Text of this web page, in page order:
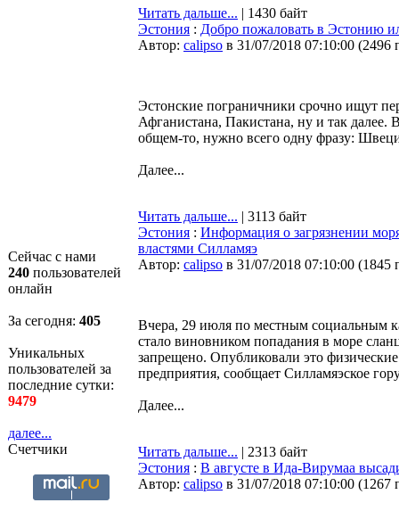
Сейчас с нами
240 пользователей
онлайн
За сегодня: 405
Уникальных
пользователей за
последние сутки:
9479
далее...
Счетчики
Читать дальше... | 1430 байт
Эстония : Добро пожаловать в Эстонию
Автор: calipso в 31/07/2018 07:10:00 (2496
Эстонские пограничники срочно ищут
Афганистана, Пакистана, ну и так далее.
общем-то, нужно всего одну фразу:
Далее...
Читать дальше... | 3113 байт
Эстония : Информация о загрязнении
властями Силламяэ
Автор: calipso в 31/07/2018 07:10:00 (1845
Вчера, 29 июля по местным социальным
стало виновником попадания в море
запрещено. Опубликовали это
предприятия, сообщает Силламяэское
Далее...
Читать дальше... | 2313 байт
Эстония : В августе в Ида-Вирумаа
Автор: calipso в 31/07/2018 07:10:00 (1267